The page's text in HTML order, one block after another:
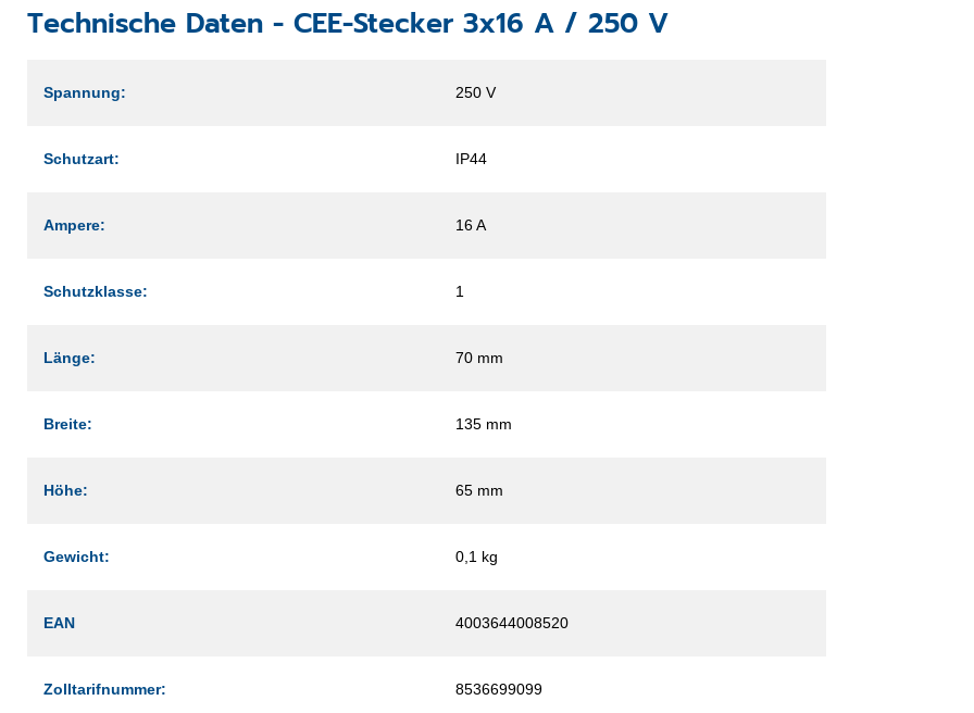
Technische Daten - CEE-Stecker 3x16 A / 250 V
Spannung: 250 V
Schutzart: IP44
Ampere: 16 A
Schutzklasse: 1
Länge: 70 mm
Breite: 135 mm
Höhe: 65 mm
Gewicht: 0,1 kg
EAN 4003644008520
Zolltarifnummer: 8536699099